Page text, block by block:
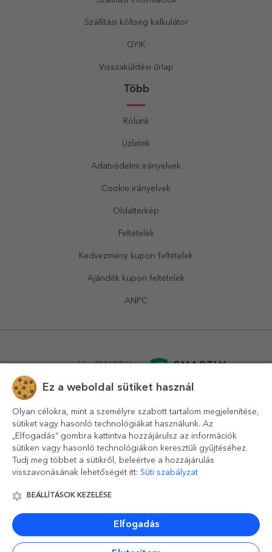
Szállítási költség kalkulátor
GYIK
Visszaküldési űrlap
Több
Rólunk
Üzletek
Adatvédelmi irányelvek
Cookie irányelvek
Oldaltérkép
Feltételek
Kedvezmény kupon feltételek
Ajándék kupon feltételek
ANPC
powered bySMARTLY.ro
© 2016-2026 StarGift
contact@stargift.hu
www.stargift.hu
Ez a weboldal sütiket használ
Olyan célokra, mint a személyre szabott tartalom megjelenítése,
sütiket vagy hasonló technológiákat használunk. Az
„Elfogadás” gombra kattintva hozzájárulsz az információk
sütiken vagy hasonló technológiákon keresztüli gyűjtéséhez.
Tudj meg többet a sütikről, beleértve a hozzájárulás
visszavonásának lehetőségét itt: Süti szabályzat
BEÁLLÍTÁSOK KEZELÉSE
Elfogadás